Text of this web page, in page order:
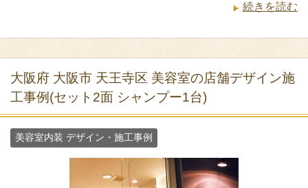
続きを読む
大阪府 大阪市 天王寺区 美容室の店舗デザイン施
工事例(セット2面 シャンプー1台)
美容室内装 デザイン・施工事例